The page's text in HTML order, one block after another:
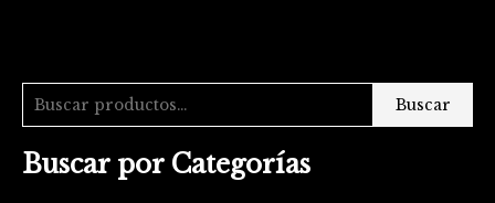
Buscar
Buscar por Categorías